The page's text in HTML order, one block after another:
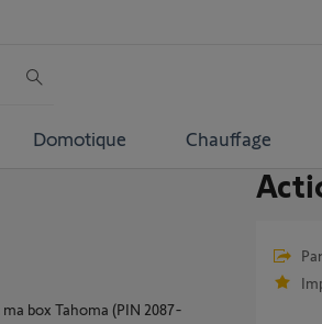
Domotique Chauffage
box Tahoma (PIN 2087-